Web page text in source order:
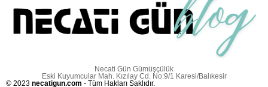
Necati Gün Gümüşçülük
Eski Kuyumcular Mah. Kızılay Cd. No:9/1 Karesi/Balıkesir
© 2023 necatigun.com - Tüm Hakları Saklıdır.